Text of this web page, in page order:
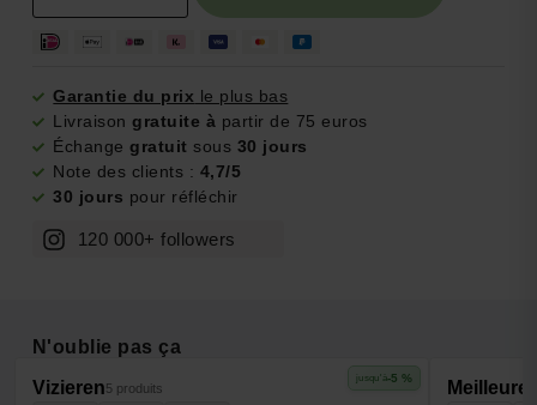
Garantie du prix le plus bas
Livraison gratuite à partir de 75 euros
Échange gratuitsous 30 jours
Note des clients : 4,7/5
30 jours pour réfléchir
120 000+ followers
N'oublie pas ça
jusqu'à-5 %
Vizieren5 produits